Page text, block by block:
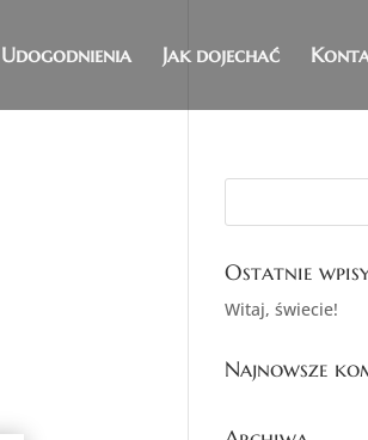
Udogodnienia Jak dojechać
Ostatnie
Witaj, świecie!
Najnowsze